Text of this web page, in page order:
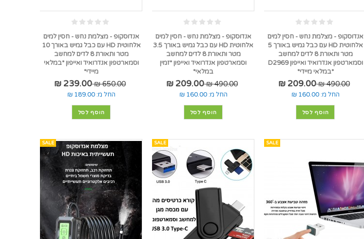
אנדוסקופ - מצלמת נחש - חסין למים
אלחוטית HD עם כבל גמיש באורך 5
מטר ותאורת 8 לדים למחשב
וסמארטפון אנדרואיד ואייפון D2969
*במלאי מיידי*
490.00 ₪
209.00 ₪
החל מ: 160.00 ₪
הוסף לסל
אנדוסקופ - מצלמת נחש - חסין למים
אלחוטית HD עם כבל גמיש באורך 3.5
מטר ותאורת 8 לדים למחשב
וסמארטפון אנדרואיד ואייפון *זמין
במלאי*
490.00 ₪
209.00 ₪
החל מ: 160.00 ₪
הוסף לסל
אנדוסקופ - מצלמת נחש - חסין למים
אלחוטית HD עם כבל גמיש באורך 10
מטר ותאורת 8 לדים למחשב
וסמארטפון אנדרואיד ואייפון *במלאי
מיידי*
650.00 ₪
239.00 ₪
החל מ: 189.00 ₪
הוסף לסל
SALE
SALE
SALE